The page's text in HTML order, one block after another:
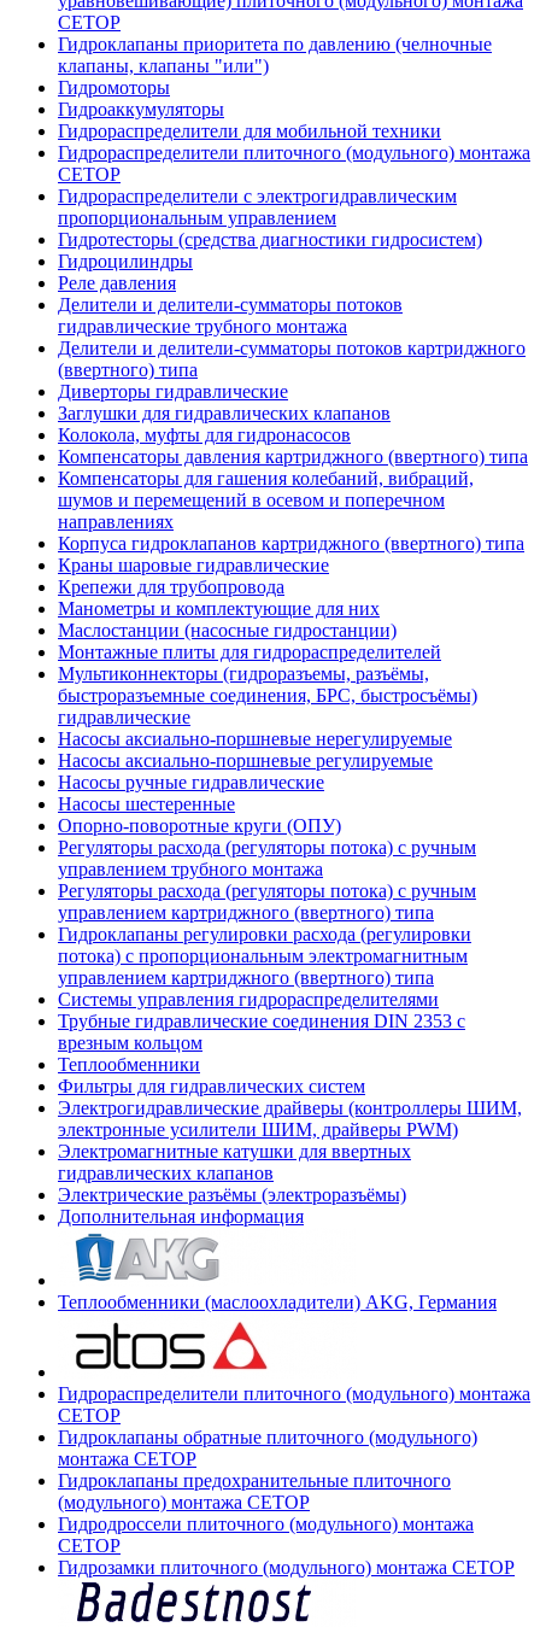
CETOP
Гидроклапаны приоритета по давлению (челночные
клапаны, клапаны "или")
Гидромоторы
Гидроаккумуляторы
Гидрораспределители для мобильной техники
Гидрораспределители плиточного (модульного) монтажа
СЕТОР
Гидрораспределители с электрогидравлическим
пропорциональным управлением
Гидротесторы (средства диагностики гидросистем)
Гидроцилиндры
Реле давления
Делители и делители-сумматоры потоков
гидравлические трубного монтажа
Делители и делители-сумматоры потоков картриджного
(ввертного) типа
Диверторы гидравлические
Заглушки для гидравлических клапанов
Колокола, муфты для гидронасосов
Компенсаторы давления картриджного (ввертного) типа
Компенсаторы для гашения колебаний, вибраций,
шумов и перемещений в осевом и поперечном
направлениях
Корпуса гидроклапанов картриджного (ввертного) типа
Краны шаровые гидравлические
Крепежи для трубопровода
Манометры и комплектующие для них
Маслостанции (насосные гидростанции)
Монтажные плиты для гидрораспределителей
Мультиконнекторы (гидроразъемы, разъёмы,
быстроразъемные соединения, БРС, быстросъёмы)
гидравлические
Насосы аксиально-поршневые нерегулируемые
Насосы аксиально-поршневые регулируемые
Насосы ручные гидравлические
Насосы шестеренные
Опорно-поворотные круги (ОПУ)
Регуляторы расхода (регуляторы потока) с ручным
управлением трубного монтажа
Регуляторы расхода (регуляторы потока) с ручным
управлением картриджного (ввертного) типа
Гидроклапаны регулировки расхода (регулировки
потока) с пропорциональным электромагнитным
управлением картриджного (ввертного) типа
Системы управления гидрораспределителями
Трубные гидравлические соединения DIN 2353 с
врезным кольцом
Теплообменники
Фильтры для гидравлических систем
Электрогидравлические драйверы (контроллеры ШИМ,
электронные усилители ШИМ, драйверы PWM)
Электромагнитные катушки для ввертных
гидравлических клапанов
Электрические разъёмы (электроразъёмы)
Дополнительная информация
Теплообменники (маслоохладители) AKG, Германия
Гидрораспределители плиточного (модульного) монтажа
СЕТОР
Гидроклапаны обратные плиточного (модульного)
монтажа CETOP
Гидроклапаны предохранительные плиточного
(модульного) монтажа CETOP
Гидродроссели плиточного (модульного) монтажа
CETOP
Гидрозамки плиточного (модульного) монтажа CETOP